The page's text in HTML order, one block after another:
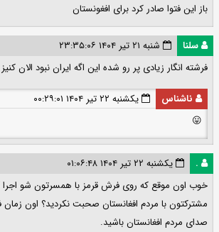
باز این فتوا صادر کرد برای افغونستان
سلنا
شنبه ۲۱ تیر ۱۴۰۴ ۲۳:۳۵:۰۶
فرشته انگار زیادی پر رو شده این اگه ایران نبود الان
ناشناس
یکشنبه ۲۲ تیر ۱۴۰۴ ۰۰:۲۹:۰۱
😛
.
یکشنبه ۲۲ تیر ۱۴۰۴ ۰۱:۰۶:۴۸
خوب اون موقع که روی فرش قرمز با همسرتون شو اجرا
مشترکتون با مردم افغانستان صحبت نکردید؟ اون
صدای مردم افغانستان باشید.